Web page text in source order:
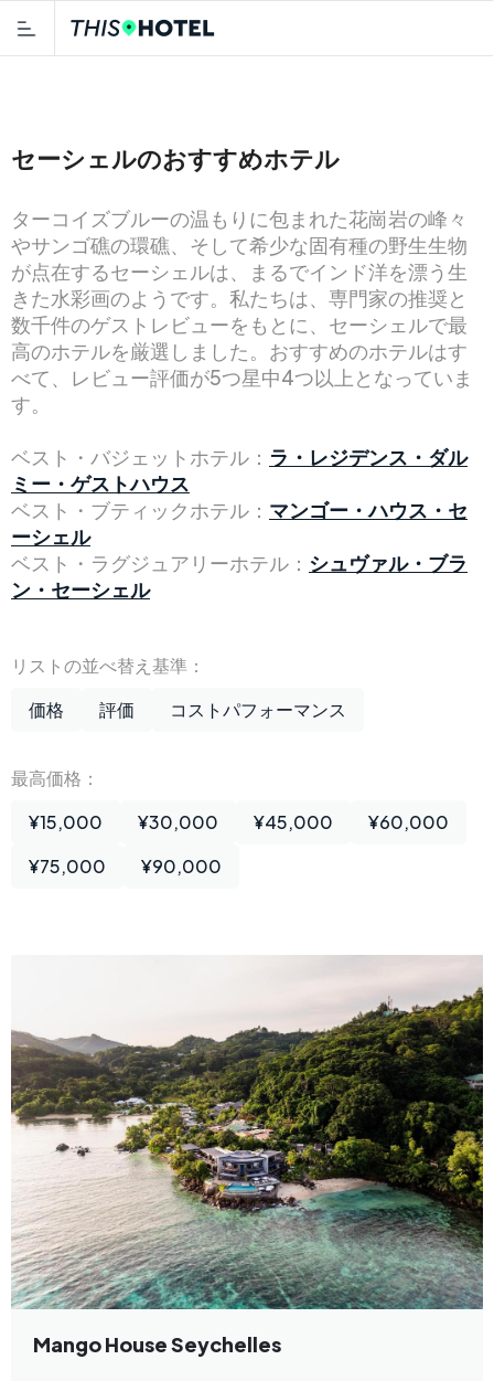
セーシェルのおすすめホテル
ターコイズブルーの温もりに包まれた花崗岩の峰々
やサンゴ礁の環礁、そして希少な固有種の野生生物
が点在するセーシェルは、まるでインド洋を漂う生
きた水彩画のようです。私たちは、専門家の推奨と
数千件のゲストレビューをもとに、セーシェルで最
高のホテルを厳選しました。おすすめのホテルはす
べて、レビュー評価が5つ星中4つ以上となっていま
す。
ベスト・バジェットホテル： ラ・レジデンス・ダル
ミー・ゲストハウス
ベスト・ブティックホテル： マンゴー・ハウス・セ
ーシェル
ベスト・ラグジュアリーホテル： シュヴァル・ブラ
ン・セーシェル
リストの並べ替え基準：
価格
評価 コストパフォーマンス
最高価格：
¥15,000
¥30,000 ¥45,000
¥60,000
¥75,000
¥90,000
Mango House Seychelles